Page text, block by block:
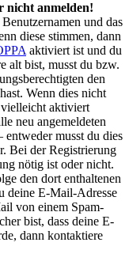
nicht anmelden!
und das
diese stimmen, dann
aktiviert ist und du
alt bist, musst du bzw.
den
Wenn dies nicht
aktiviert
neu angemeldeten
musst du dies
Bei der Registrierung
nötig ist oder nicht.
den dort enthaltenen
deine E-Mail-Adresse
von einem Spam-
bist, dass deine E-
dann kontaktiere